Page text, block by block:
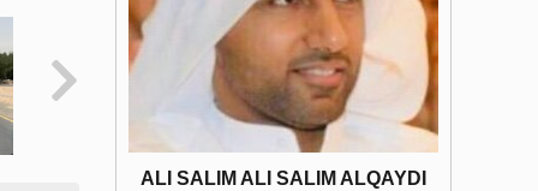
ALI SALIM ALI SALIM ALQAYDI